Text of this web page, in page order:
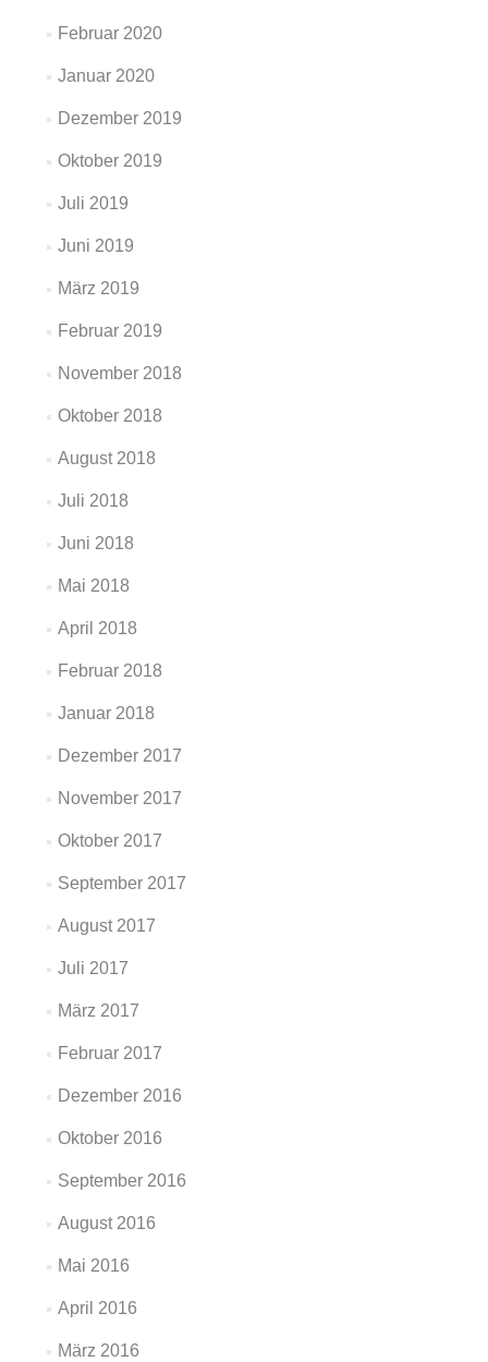
Februar 2020
Januar 2020
Dezember 2019
Oktober 2019
Juli 2019
Juni 2019
März 2019
Februar 2019
November 2018
Oktober 2018
August 2018
Juli 2018
Juni 2018
Mai 2018
April 2018
Februar 2018
Januar 2018
Dezember 2017
November 2017
Oktober 2017
September 2017
August 2017
Juli 2017
März 2017
Februar 2017
Dezember 2016
Oktober 2016
September 2016
August 2016
Mai 2016
April 2016
März 2016